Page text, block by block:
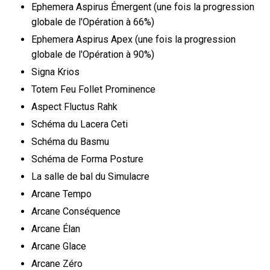
Ephemera Aspirus Émergent (une fois la progression
globale de l'Opération à 66%)
Ephemera Aspirus Apex (une fois la progression
globale de l'Opération à 90%)
Signa Krios
Totem Feu Follet Prominence
Aspect Fluctus Rahk
Schéma du Lacera Ceti
Schéma du Basmu
Schéma de Forma Posture
La salle de bal du Simulacre
Arcane Tempo
Arcane Conséquence
Arcane Élan
Arcane Glace
Arcane Zéro